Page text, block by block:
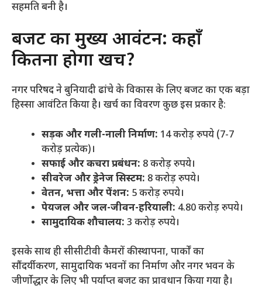
सहमति बनी है।
​बजट का मुख्य आवंटन: कहाँ
कितना होगा खर्च?
​नगर परिषद ने बुनियादी ढांचे के विकास के लिए बजट का एक बड़ा
हिस्सा आवंटित किया है। खर्च का विवरण कुछ इस प्रकार है:
सड़क और गली-नाली निर्माण: 14 करोड़ रुपये (7-7
करोड़ प्रत्येक)।
सफाई और कचरा प्रबंधन: 8 करोड़ रुपये।
सीवरेज और ड्रेनेज सिस्टम: 8 करोड़ रुपये।
वेतन, भत्ता और पेंशन: 5 करोड़ रुपये।
पेयजल और जल-जीवन-हरियाली: 4.80 करोड़ रुपये।
सामुदायिक शौचालय: 3 करोड़ रुपये।
​इसके साथ ही सीसीटीवी कैमरों की स्थापना, पार्कों का
सौंदर्यीकरण, सामुदायिक भवनों का निर्माण और नगर भवन के
जीर्णोद्धार के लिए भी पर्याप्त बजट का प्रावधान किया गया है।